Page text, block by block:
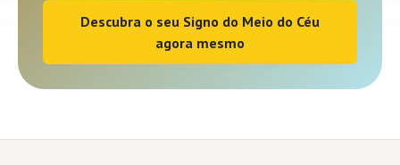
Descubra o seu Signo do Meio do Céu
agora mesmo